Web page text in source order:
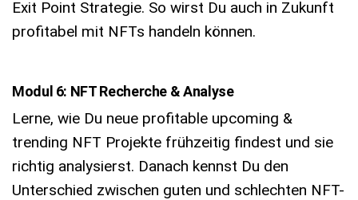
Exit Point Strategie. So wirst Du auch in Zukunft
profitabel mit NFTs handeln können.
Modul 6: NFT Recherche & Analyse
Lerne, wie Du neue profitable upcoming &
trending NFT Projekte frühzeitig findest und sie
richtig analysierst. Danach kennst Du den
Unterschied zwischen guten und schlechten NFT-